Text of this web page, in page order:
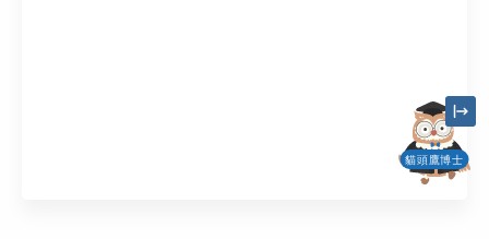
貓頭鷹博士